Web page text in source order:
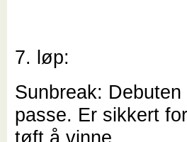
7. løp:
Sunbreak:
passe. Er sikkert
tøft å vinne.